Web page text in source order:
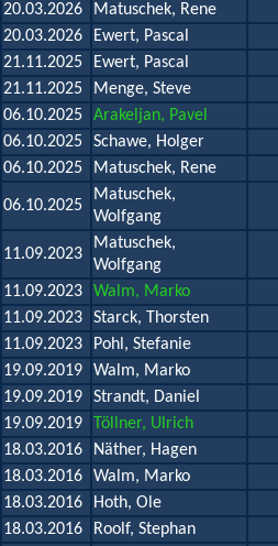
20.03.2026
Matuschek, Rene
20.03.2026
Ewert, Pascal
21.11.2025
Ewert, Pascal
21.11.2025
Menge, Steve
06.10.2025
Arakeljan, Pavel
06.10.2025
Schawe, Holger
06.10.2025
Matuschek, Rene
06.10.2025
Matuschek,
Wolfgang
11.09.2023
Matuschek,
Wolfgang
11.09.2023 Walm, Marko
11.09.2023
Starck, Thorsten
11.09.2023
Pohl, Stefanie
19.09.2019
Walm, Marko
19.09.2019
Strandt, Daniel
19.09.2019
Töllner, Ulrich
18.03.2016
Näther, Hagen
18.03.2016
Walm, Marko
18.03.2016
Hoth, Ole
18.03.2016
Roolf, Stephan